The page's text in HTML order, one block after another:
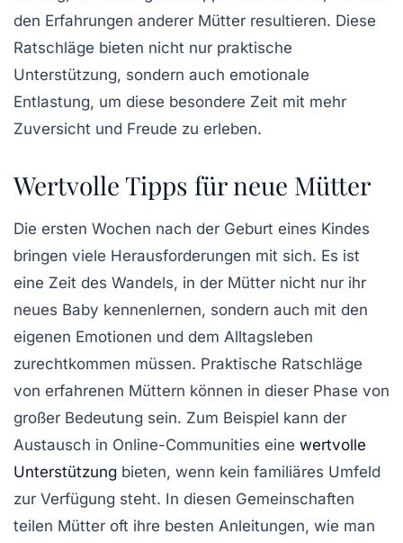
den Erfahrungen anderer Mütter resultieren. Diese
Ratschläge bieten nicht nur praktische
Unterstützung, sondern auch emotionale
Entlastung, um diese besondere Zeit mit mehr
Zuversicht und Freude zu erleben.
Wertvolle Tipps für neue Mütter
Die ersten Wochen nach der Geburt eines Kindes
bringen viele Herausforderungen mit sich. Es ist
eine Zeit des Wandels, in der Mütter nicht nur ihr
neues Baby kennenlernen, sondern auch mit den
eigenen Emotionen und dem Alltagsleben
zurechtkommen müssen. Praktische Ratschläge
von erfahrenen Müttern können in dieser Phase von
großer Bedeutung sein. Zum Beispiel kann der
Austausch in Online-Communities eine wertvolle
Unterstützung bieten, wenn kein familiäres Umfeld
zur Verfügung steht. In diesen Gemeinschaften
teilen Mütter oft ihre besten Anleitungen, wie man